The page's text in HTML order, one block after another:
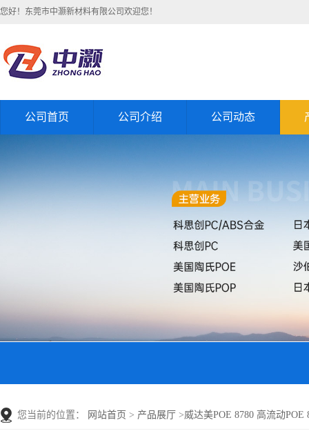
您好！东莞市中灏新材料有限公司欢迎您！
公司首页 公司介绍 公司动态
您当前的位置： 网站首页 > 产品展厅 >威达美POE 8780 高流动